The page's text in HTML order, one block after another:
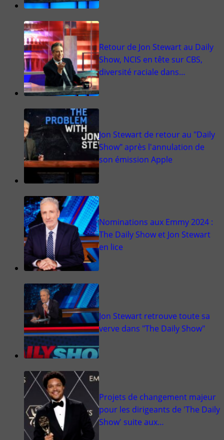
Retour de Jon Stewart au Daily
Show, NCIS en tête sur CBS,
diversité raciale dans…
Jon Stewart de retour au "Daily
Show" après l'annulation de
son émission Apple
Nominations aux Emmy 2024 :
The Daily Show et Jon Stewart
en lice
Jon Stewart retrouve toute sa
verve dans "The Daily Show"
Projets de changement majeur
pour les dirigeants de 'The Daily
Show' suite aux…